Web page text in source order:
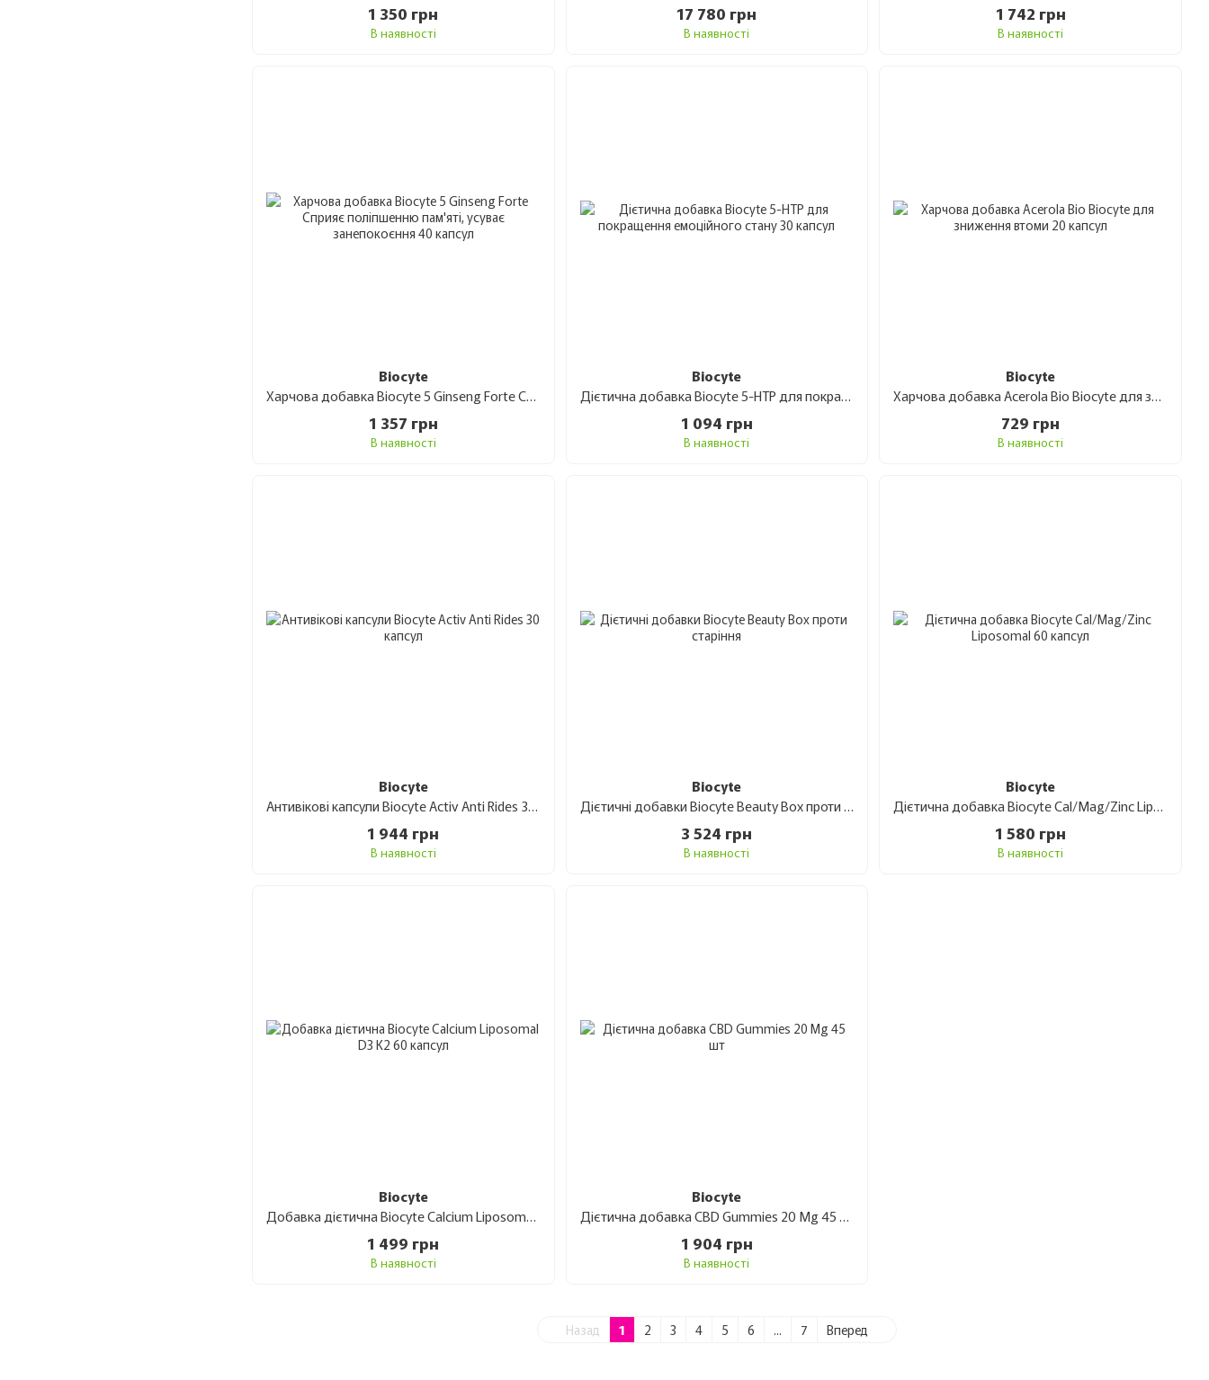
1 350 грн
В наявності
17 780 грн
В наявності
1 742 грн
В наявності
Biocyte
Харчова добавка Biocyte 5 Ginseng Forte Cприяє поліпшенню пам'яті, усуває занепокоєння 40 капсул
1 357 грн
В наявності
Biocyte
Дієтична добавка Biocyte 5-HTP для покращення емоційного стану 30 капсул
1 094 грн
В наявності
Biocyte
Харчова добавка Acerola Bio Biocyte для зниження втоми 20 капсул
729 грн
В наявності
Biocyte
Антивікові капсули Biocyte Activ Anti Rides 30 капсул
1 944 грн
В наявності
Biocyte
Дієтичні добавки Biocyte Beauty Box проти старіння
3 524 грн
В наявності
Biocyte
Дієтична добавка Biocyte Cal/Mag/Zinc Liposomal 60 капсул
1 580 грн
В наявності
Biocyte
Добавка дієтична Biocyte Calcium Liposomal D3 K2 60 капсул
1 499 грн
В наявності
Biocyte
Дієтична добавка CBD Gummies 20 Mg 45 шт
1 904 грн
В наявності
Назад 1 2 3 4 5 6 ... 7 Вперед